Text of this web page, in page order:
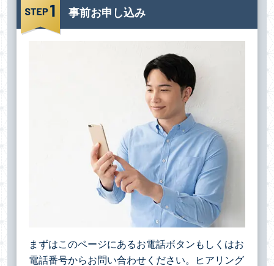
事前お申し込み
まずはこのページにあるお電話ボタンもしくはお
電話番号からお問い合わせください。ヒアリング